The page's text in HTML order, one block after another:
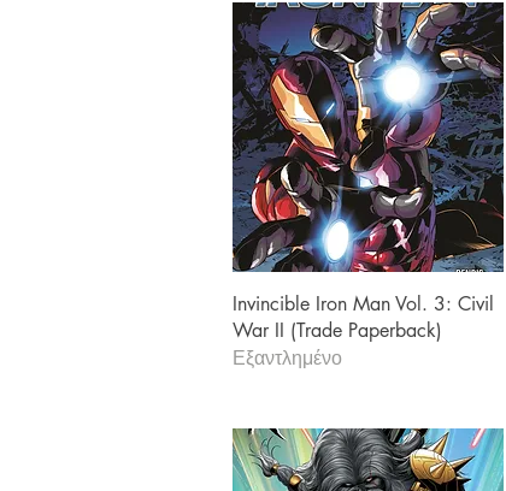
Γρήγορη προβολή
Invincible Iron Man Vol. 3: Civil
War II (Trade Paperback)
Εξαντλημένο